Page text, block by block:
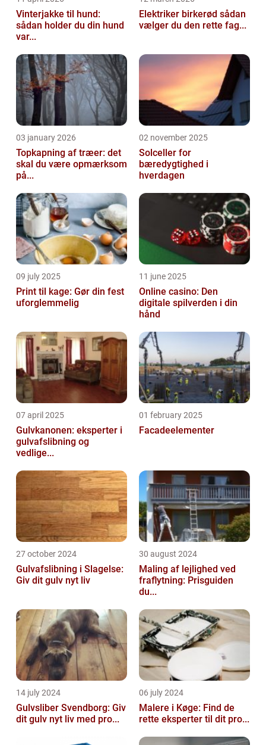
Vinterjakke til hund:
sådan holder du din hund
var...
Elektriker birkerød sådan
vælger du den rette fag...
03 january 2026
Topkapning af træer: det
skal du være opmærksom
på...
02 november 2025
Solceller for
bæredygtighed i
hverdagen
09 july 2025
Print til kage: Gør din fest
uforglemmelig
11 june 2025
Online casino: Den
digitale spilverden i din
hånd
07 april 2025
Gulvkanonen: eksperter i
gulvafslibning og
vedlige...
01 february 2025
Facadeelementer
27 october 2024
Gulvafslibning i Slagelse:
Giv dit gulv nyt liv
30 august 2024
Maling af lejlighed ved
fraflytning: Prisguiden
du...
14 july 2024
Gulvsliber Svendborg: Giv
dit gulv nyt liv med pro...
06 july 2024
Malere i Køge: Find de
rette eksperter til dit pro...